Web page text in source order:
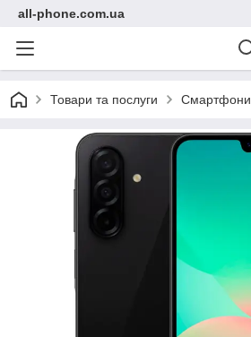
all-phone.com.ua
Товари та послуги Смартфони